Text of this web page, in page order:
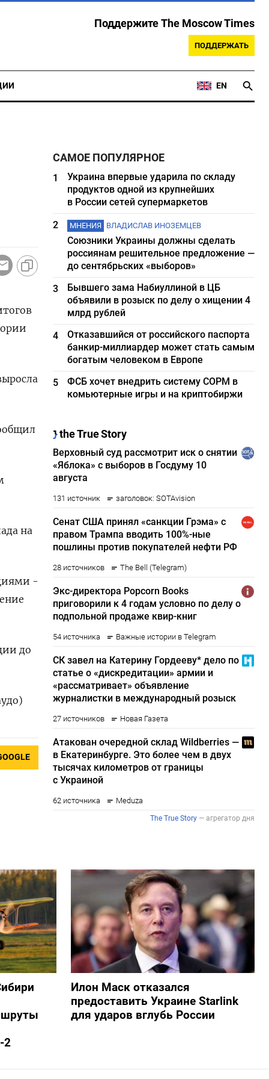
Поддержите The Moscow Times
ПОДДЕРЖАТЬ
EN
на
-
до
САМОЕ ПОПУЛЯРНОЕ
1
Украина впервые ударила по складу
продуктов одной из крупнейших
в России сетей супермаркетов
2
МНЕНИЯ ВЛАДИСЛАВ ИНОЗЕМЦЕВ
Союзники Украины должны сделать
россиянам решительное предложение —
до сентябрьских «выборов»
3
Бывшего зама Набиуллиной в ЦБ
объявили в розыск по делу о хищении 4
млрд рублей
4
Отказавшийся от российского паспорта
банкир-миллиардер может стать самым
богатым человеком в Европе
5
ФСБ хочет внедрить систему СОРМ в
комьютерные игры и на криптобиржи
2
Илон Маск отказался
предоставить Украине Starlink
для ударов вглубь России